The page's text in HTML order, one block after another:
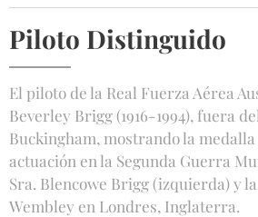
Piloto Distinguido
El piloto de la Real Fuerza Aérea
Beverley Brigg (1916-1994), fuera
Buckingham, mostrando la
actuación en la Segunda Guerra
Sra. Blencowe Brigg (izquierda) y
Wembley en Londres, Inglaterra.